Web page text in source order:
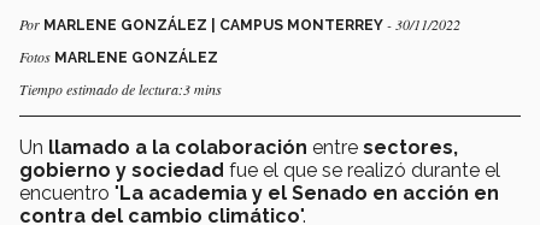
Por MARLENE GONZÁLEZ | CAMPUS MONTERREY - 30/11/2022
Fotos MARLENE GONZÁLEZ
Tiempo estimado de lectura:3 mins
Un llamado a la colaboración entre sectores,
gobierno y sociedad fue el que se realizó durante el
encuentro "La academia y el Senado en acción en
contra del cambio climático".